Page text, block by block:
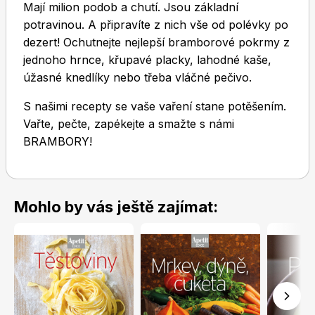
Toprecepty.cz
Mají milion podob a chutí. Jsou základní
potravinou. A připravíte z nich vše od polévky po
dezert! Ochutnejte nejlepší bramborové pokrmy z
jednoho hrnce, křupavé placky, lahodné kaše,
úžasné knedlíky nebo třeba vláčné pečivo.
S našimi recepty se vaše vaření stane potěšením.
Vařte, pečte, zapékejte a smažte s námi
BRAMBORY!
Mohlo by vás ještě zajímat: